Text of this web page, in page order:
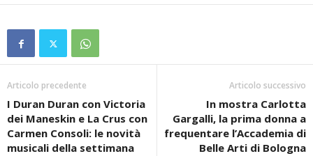
Articolo precedente
I Duran Duran con Victoria
dei Maneskin e La Crus con
Carmen Consoli: le novità
musicali della settimana
Articolo successivo
In mostra Carlotta
Gargalli, la prima donna a
frequentare l’Accademia di
Belle Arti di Bologna